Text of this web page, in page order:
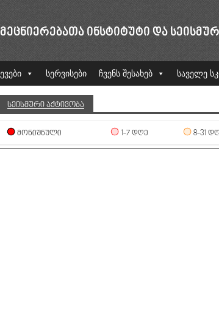
ᲘᲜᲡᲢᲘᲢᲣᲢᲘ ᲓᲐ
სერვისები ჩვენს შესახებ საველე
ᲡᲔᲘᲡᲛᲣᲠᲘ ᲐᲥᲢᲘᲕᲝᲑᲐ
ᲛᲝᲜᲘᲨᲜᲣᲚᲘ 1-7 ᲓᲦᲔ 8-31